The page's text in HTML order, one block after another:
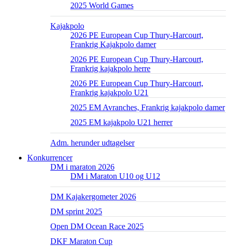
2025 World Games
Kajakpolo
2026 PE European Cup Thury-Harcourt,
Frankrig Kajakpolo damer
2026 PE European Cup Thury-Harcourt,
Frankrig kajakpolo herre
2026 PE European Cup Thury-Harcourt,
Frankrig kajakpolo U21
2025 EM Avranches, Frankrig kajakpolo damer
2025 EM kajakpolo U21 herrer
Adm. herunder udtagelser
Konkurrencer
DM i maraton 2026
DM i Maraton U10 og U12
DM Kajakergometer 2026
DM sprint 2025
Open DM Ocean Race 2025
DKF Maraton Cup